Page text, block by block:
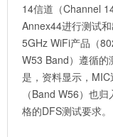
14信道（Channel
Annex44进行测试
5GHz WiFi产品（
W53 Band）遵循的
是，资料显示，
（Band W56）也
格的DFS测试要求。